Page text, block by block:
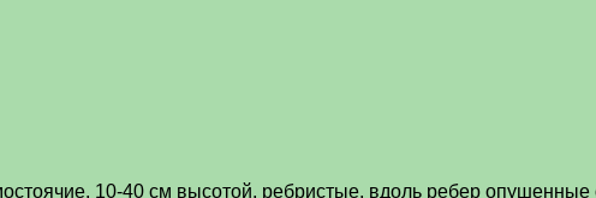
10-40 см высотой, ребристые, вдоль ребер